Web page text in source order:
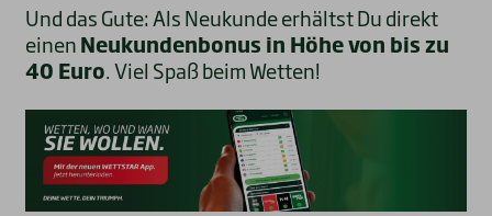
Und das Gute: Als Neukunde erhältst Du direkt
einenNeukundenbonus in Höhe von bis zu
40 Euro. Viel Spaß beim Wetten!